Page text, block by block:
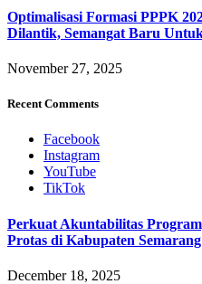
Optimalisasi Formasi PPPK
Dilantik, Semangat Baru
November 27, 2025
Recent Comments
Facebook
Instagram
YouTube
TikTok
Perkuat Akuntabilitas
Protas di Kabupaten Semarang
December 18, 2025